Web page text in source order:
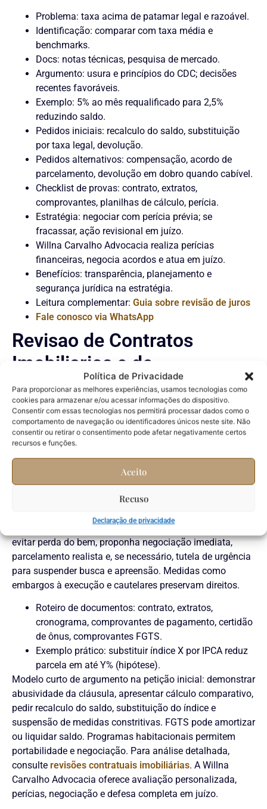
Política de Privacidade
Para proporcionar as melhores experiências, usamos tecnologias como
cookies para armazenar e/ou acessar informações do dispositivo.
Consentir com essas tecnologias nos permitirá processar dados como o
comportamento de navegação ou identificadores únicos neste site. Não
consentir ou retirar o consentimento pode afetar negativamente certos
recursos e funções.
Aceito
Recuso
Declaração de privacidade
Problema: taxa acima de patamar legal e razoável.
Identificação: comparar com taxa média e
benchmarks.
Docs: notas técnicas, pesquisa de mercado.
Argumento: usura e princípios do CDC; decisões
recentes favoráveis.
Exemplo: 5% ao mês requalificado para 2,5%
reduzindo saldo.
Pedidos iniciais: recalculo do saldo, substituição
por taxa legal, devolução.
Pedidos alternativos: compensação, acordo de
parcelamento, devolução em dobro quando cabível.
Checklist de provas: contrato, extratos,
comprovantes, planilhas de cálculo, perícia.
Estratégia: negociar com perícia prévia; se
fracassar, ação revisional em juízo.
Willna Carvalho Advocacia realiza perícias
financeiras, negocia acordos e atua em juízo.
Benefícios: transparência, planejamento e
segurança jurídica na estratégia.
Leitura complementar: Guia sobre revisão de juros
Fale conosco via WhatsApp
Revisao de Contratos
Imobiliarios e de
Financiamento Habitacional
Revisão de contratos imobiliários e de financiamento
habitacional exige foco prático e estratégia. Contratos de
alienação fiduciária e compra com parcelas têm
peculiaridades. Cláusulas de reajuste atreladas a índices
inadequados, juros capitalizados e cláusulas resolutivas
são pontos vulneráveis. Calcule o impacto reconstruindo
a tabela contratual. Compare o índice aplicado com
sistema SAC ou PRICE e projete parcelas corrigidas. Para
evitar perda do bem, proponha negociação imediata,
parcelamento realista e, se necessário, tutela de urgência
para suspender busca e apreensão. Medidas como
embargos à execução e cautelares preservam direitos.
Roteiro de documentos: contrato, extratos,
cronograma, comprovantes de pagamento, certidão
de ônus, comprovantes FGTS.
Exemplo prático: substituir índice X por IPCA reduz
parcela em até Y% (hipótese).
Modelo curto de argumento na petição inicial: demonstrar
abusividade da cláusula, apresentar cálculo comparativo,
pedir recalculo do saldo, substituição do índice e
suspensão de medidas constritivas. FGTS pode amortizar
ou liquidar saldo. Programas habitacionais permitem
portabilidade e negociação. Para análise detalhada,
consulte revisões contratuais imobiliárias. A Willna
Carvalho Advocacia oferece avaliação personalizada,
perícias, negociação e defesa completa em juízo.